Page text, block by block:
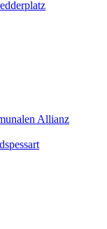
Allianz